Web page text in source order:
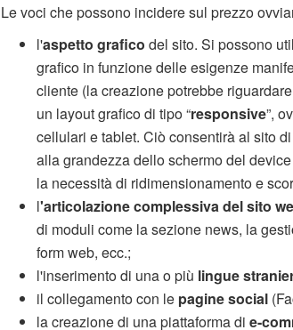
Le voci che possono incidere sul prezzo
l'aspetto grafico del sito. Si possono
grafico in funzione delle esigenze
cliente (la creazione potrebbe
un layout grafico di tipo “responsive”,
cellulari e tablet. Ciò consentirà al sito
alla grandezza dello schermo del
la necessità di ridimensionamento e
l'articolazione complessiva del sito
di moduli come la sezione news, la
form web, ecc.;
l'inserimento di una o più lingue
il collegamento con le pagine social
la creazione di una piattaforma di e-